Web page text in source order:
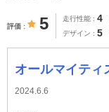
評価 5 走行性能 4
デザイン 5
オールマイティ
2024.6.6